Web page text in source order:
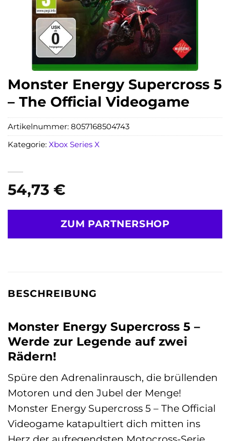
Monster Energy Supercross 5
– The Official Videogame
54,73 €
ZUM PARTNERSHOP
Artikelnummer: 8057168504743
Kategorie: Xbox Series X
BESCHREIBUNG
Monster Energy Supercross 5 –
Werde zur Legende auf zwei
Rädern!
Spüre den Adrenalinrausch, die brüllenden
Motoren und den Jubel der Menge!
Monster Energy Supercross 5 – The Official
Videogame katapultiert dich mitten ins